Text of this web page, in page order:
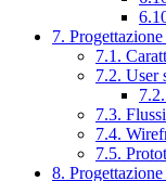
7.
7.1.
7.2. User
7.3.
7.4.
7.5.
8.